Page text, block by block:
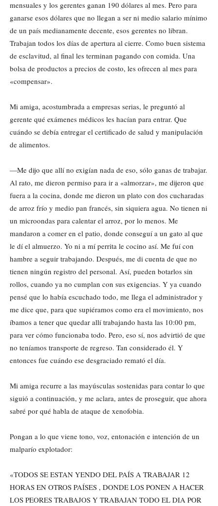
mensuales y los gerentes ganan 190 dólares al mes. Pero para
ganarse esos dólares que no llegan a ser ni medio salario mínimo
de un país medianamente decente, esos gerentes no libran.
Trabajan todos los días de apertura al cierre. Como buen sistema
de esclavitud, al final les terminan pagando con comida. Una
bolsa de productos a precios de costo, les ofrecen al mes para
«compensar».
Mi amiga, acostumbrada a empresas serias, le preguntó al
gerente qué exámenes médicos les hacían para entrar. Que
cuándo se debía entregar el certificado de salud y manipulación
de alimentos.
—Me dijo que allí no exigían nada de eso, sólo ganas de trabajar.
Al rato, me dieron permiso para ir a «almorzar», me dijeron que
fuera a la cocina, donde me dieron un plato con dos cucharadas
de arroz frío y medio pan francés, sin siquiera agua. No tienen ni
un microondas para calentar el arroz, por lo menos. Me
mandaron a comer en el patio, donde conseguí a un gato al que
le dí el almuerzo. Yo ni a mí perrita le cocino así. Me fuí con
hambre a seguir trabajando. Después, me di cuenta de que no
tienen ningún registro del personal. Así, pueden botarlos sin
rollos, cuando ya no cumplan con sus exigencias. Y ya cuando
pensé que lo había escuchado todo, me llega el administrador y
me dice que, para que supiéramos como era el movimiento, nos
íbamos a tener que quedar allí trabajando hasta las 10:00 pm,
para ver cómo funcionaba todo. Pero, eso sí, nos advirtió de que
no teníamos transporte de regreso. Tan considerado él. Y
entonces fue cuándo ese desgraciado remató el día.
Mi amiga recurre a las mayúsculas sostenidas para contar lo que
siguió a continuación, y me aclara, antes de proseguir, que ahora
sabré por qué habla de ataque de xenofobia.
Pongan a lo que viene tono, voz, entonación e intención de un
malparío explotador:
«TODOS SE ESTAN YENDO DEL PAÍS A TRABAJAR 12
HORAS EN OTROS PAÍSES , DONDE LOS PONEN A HACER
LOS PEORES TRABAJOS Y TRABAJAN TODO EL DIA POR